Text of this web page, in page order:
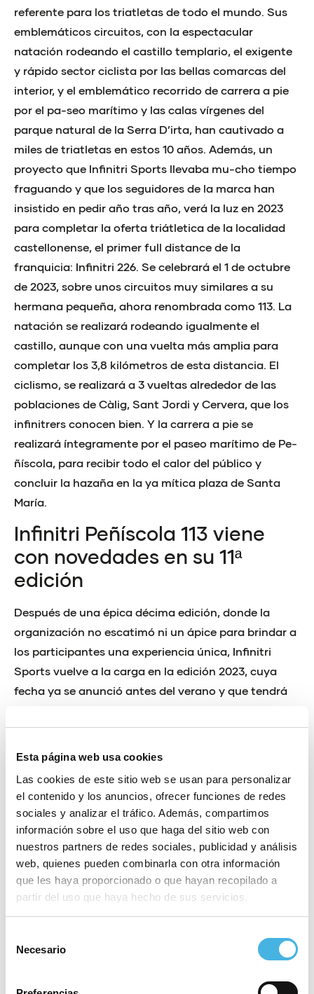
Esta página web usa cookies
Las cookies de este sitio web se usan para personalizar
el contenido y los anuncios, ofrecer funciones de redes
sociales y analizar el tráfico. Además, compartimos
información sobre el uso que haga del sitio web con
nuestros partners de redes sociales, publicidad y análisis
web, quienes pueden combinarla con otra información
que les haya proporcionado o que hayan recopilado a
partir del uso que haya hecho de sus servicios.
Necesario
referente para los triatletas de todo el mundo. Sus
emblemáticos circuitos, con la espectacular
natación rodeando el castillo templario, el exigente
y rápido sector ciclista por las bellas comarcas del
interior, y el emblemático recorrido de carrera a pie
por el pa-seo marítimo y las calas vírgenes del
parque natural de la Serra D’irta, han cautivado a
miles de triatletas en estos 10 años. Además, un
proyecto que Infinitri Sports llevaba mu-cho tiempo
fraguando y que los seguidores de la marca han
insistido en pedir año tras año, verá la luz en 2023
para completar la oferta triátletica de la localidad
castellonense, el primer full distance de la
franquicia: Infinitri 226. Se celebrará el 1 de octubre
de 2023, sobre unos circuitos muy similares a su
hermana pequeña, ahora renombrada como 113. La
natación se realizará rodeando igualmente el
castillo, aunque con una vuelta más amplia para
completar los 3,8 kilómetros de esta distancia. El
ciclismo, se realizará a 3 vueltas alrededor de las
poblaciones de Càlig, Sant Jordi y Cervera, que los
infinitrers conocen bien. Y la carrera a pie se
realizará íntegramente por el paseo marítimo de Pe-
ñíscola, para recibir todo el calor del público y
concluir la hazaña en la ya mítica plaza de Santa
María.
Infinitri Peñíscola 113 viene
con novedades en su 11ª
edición
Después de una épica décima edición, donde la
organización no escatimó ni un ápice para brindar a
los participantes una experiencia única, Infinitri
Sports vuelve a la carga en la edición 2023, cuya
fecha ya se anunció antes del verano y que tendrá
es la única novedad ya que, gracias a la colabo-
ración de todos los ayuntamientos implicados, el
recorrido a una única vuelta, permitiendo a los
participantes una mejor experien-cia ciclista y
evitando en una mayor medida el drafting. El resto
de circuitos se mantienen como en 2022, y también
las zonas estrenadas en la pasada edición, como el
Infinitri Vi-llage que duplicará sus metros
cuadrados, albergando un gran zona de feria
estas actividades, destaca la segunda edición de In-
éxito en su arranque, y le acompañará una nueva